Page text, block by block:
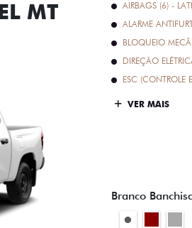
MT
AIRBAGS (6) -
ALARME
BLOQUEIO
DIREÇÃO
ESC (CONTROLE
VER MAIS
Branco